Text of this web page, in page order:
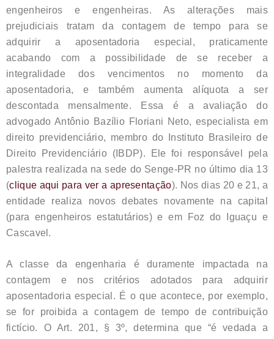
engenheiros e engenheiras. As alterações mais
prejudiciais tratam da contagem de tempo para se
adquirir a aposentadoria especial, praticamente
acabando com a possibilidade de se receber a
integralidade dos vencimentos no momento da
aposentadoria, e também aumenta alíquota a ser
descontada mensalmente. Essa é a avaliação do
advogado Antônio Bazílio Floriani Neto, especialista em
direito previdenciário, membro do Instituto Brasileiro de
Direito Previdenciário (IBDP). Ele foi responsável pela
palestra realizada na sede do Senge-PR no último dia 13
(clique aqui para ver a apresentação). Nos dias 20 e 21, a
entidade realiza novos debates novamente na capital
(para engenheiros estatutários) e em Foz do Iguaçu e
Cascavel.
A classe da engenharia é duramente impactada na
contagem e nos critérios adotados para adquirir
aposentadoria especial. É o que acontece, por exemplo,
se for proibida a contagem de tempo de contribuição
fictício. O Art. 201, § 3º, determina que “é vedada a